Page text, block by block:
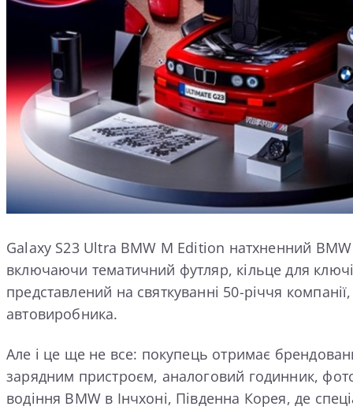
Galaxy S23 Ultra BMW M Edition натхненний
включаючи тематичний футляр, кільце для
представлений на святкуванні 50-річчя
автовиробника.
Але і це ще не все: покупець отримає
зарядним пристроєм, аналоговий годинник,
водіння BMW в Інчхоні, Південна Корея, де